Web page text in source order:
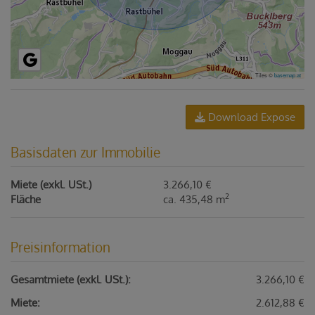
Tiles ©basemap.at
Download Expose
Basisdaten zur Immobilie
Miete (exkl. USt.)
3.266,10 €
Fläche
ca. 435,48 m2
Preisinformation
Gesamtmiete (exkl. USt.):
3.266,10 €
Miete:
2.612,88 €